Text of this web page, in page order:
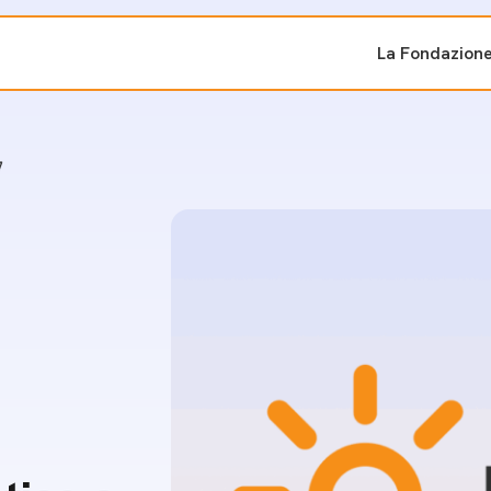
La Fondazione
sostenuti
Sala Stampa
Eventi Press tour